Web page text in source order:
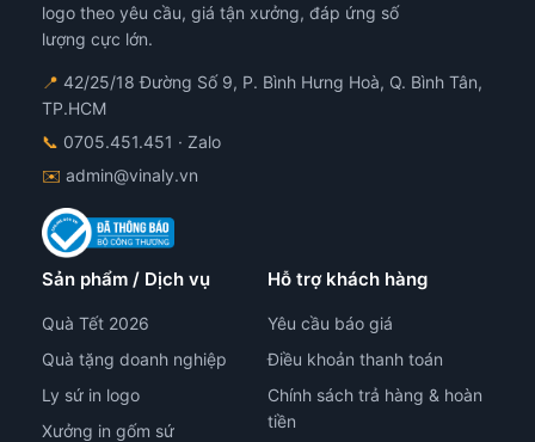
logo theo yêu cầu, giá tận xưởng, đáp ứng số
lượng cực lớn.
📍 42/25/18 Đường Số 9, P. Bình Hưng Hoà, Q. Bình Tân,
TP.HCM
📞 0705.451.451 · Zalo
✉️ admin@vinaly.vn
Sản phẩm / Dịch vụ
Quà Tết 2026
Quà tặng doanh nghiệp
Ly sứ in logo
Xưởng in gốm sứ
Hỗ trợ khách hàng
Yêu cầu báo giá
Điều khoản thanh toán
Chính sách trả hàng & hoàn
tiền